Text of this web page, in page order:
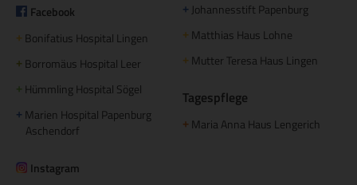
Facebook
+ Bonifatius Hospital Lingen
+ Borromäus Hospital Leer
+ Hümmling Hospital Sögel
+ Marien Hospital Papenburg
Aschendorf
Instagram
+ Johannesstift Papenburg
+ Matthias Haus Lohne
+ Mutter Teresa Haus Lingen
Tagespflege
+ Maria Anna Haus Lengerich